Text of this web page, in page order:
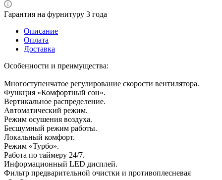
Гарантия на фурнитуру 3 года
Описание
Оплата
Доставка
Особенности и преимущества:
Многоступенчатое регулирование скорости вентилятора.
Функция «Комфортный сон».
Вертикальное распределение.
Автоматический режим.
Режим осушения воздуха.
Бесшумный режим работы.
Локальный комфорт.
Режим «Турбо».
Работа по таймеру 24/7.
Информационный LED дисплей.
Фильтр предварительной очистки и противоплесневая